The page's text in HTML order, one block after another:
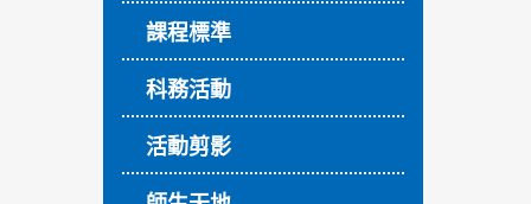
課程標準
科務活動
活動剪影